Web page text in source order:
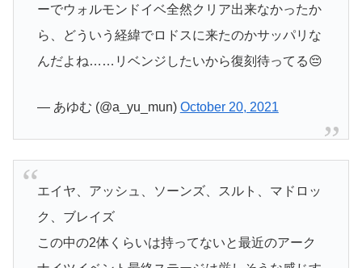
ーでウォルモンドイベ全然クリア出来なかったか
ら、どういう経緯でロドスに来たのかサッパリな
んだよね……リベンジしたいから復刻待ってる😔
— あゆむ (@a_yu_mun) October 20, 2021
エイヤ、アッシュ、ソーンズ、スルト、マドロッ
ク、ブレイズ
この中の2体くらいは持ってないと最近のアーク